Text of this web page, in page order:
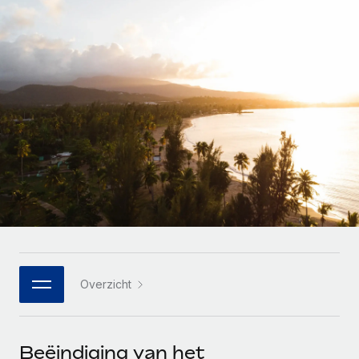
PEO
Ingewikkelde HR-taken eenvoudig uitbesteden
INFRASTRUCTUUR
Remote Embedded
HR naadloos in workflows integreren
Platform
Ingebouwde essentiële HR-functies voor je team
Integraties
GROEIFASE
Start-ups
Flexibele global HR en payroll solutions voor groeiende
bedrijven
Mid-market
Teams uitbreiden met HR solutions op maat
Enterprise
Global HR voor grote bedrijven
WERK MET ONS SAMEN
Strategische technologiepartners
Een partner worden
internationale zzp'ers
LEREN MET REMOTE
Onderzoek en gidsen
Casestudy's
HR-woordenlijst
Checklists en templates
Webinars
Français
Deutsch
Español
Italiano
Português (Portugal)
日本語
한국어
Overzicht
Beëindiging van het